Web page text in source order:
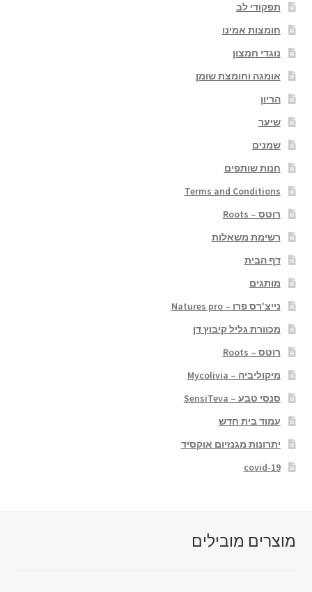
תפקודי לב
חומצות אמינו
נוגדי חמצון
אומגה וחומצת שומן
הריון
שיער
שמנים
חנות שותפים
Terms and Conditions
רוטס – Roots
רשימת משאלות
דף הבית
מותגים
נייצ'רס פרו – Natures pro
מכוורת גליל קיבוץ דן
רוטס – Roots
מיקוליביה – Mycolivia
סנסי טבע – SensiTeva
עמוד בית חדש
יתרונות מגנזיום אוקסיד
covid-19
מוצרים מובילים